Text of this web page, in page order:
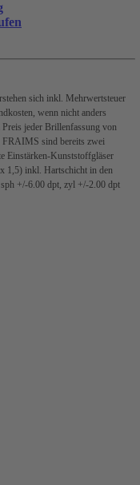
sich inkl. Mehrwertsteuer
wenn nicht anders
Preis jeder Brillenfassung von
FRAIMS sind bereits zwei
Einstärken-Kunststoffgläser
1,5) inkl. Hartschicht in den
+/-6.00 dpt, zyl +/-2.00 dpt